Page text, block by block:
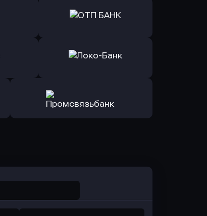
Оправить заявку
Оправить заявку
в Локо-Банк